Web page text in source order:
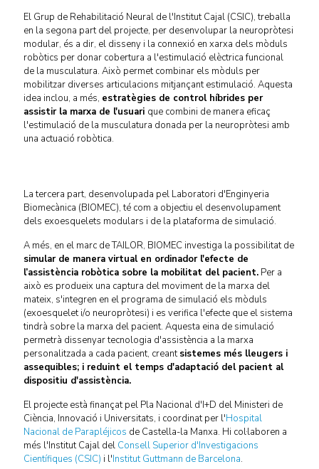
El Grup de Rehabilitació Neural de l'Institut Cajal (CSIC), treballa
en la segona part del projecte, per desenvolupar la neuropròtesi
modular, és a dir, el disseny i la connexió en xarxa dels mòduls
robòtics per donar cobertura a l'estimulació elèctrica funcional
de la musculatura. Això permet combinar els mòduls per
mobilitzar diverses articulacions mitjançant estimulació. Aquesta
idea inclou, a més, estratègies de control híbrides per
assistir la marxa de l'usuari que combini de manera eficaç
l'estimulació de la musculatura donada per la neuropròtesi amb
una actuació robòtica.
La tercera part, desenvolupada pel Laboratori d'Enginyeria
Biomecànica (BIOMEC), té com a objectiu el desenvolupament
dels exoesquelets modulars i de la plataforma de simulació.
A més, en el marc de TAILOR, BIOMEC investiga la possibilitat de
simular de manera virtual en ordinador l'efecte de
l’assistència robòtica sobre la mobilitat del pacient. Per a
això es produeix una captura del moviment de la marxa del
mateix, s'integren en el programa de simulació els mòduls
(exoesquelet i/o neuropròtesi) i es verifica l'efecte que el sistema
tindrà sobre la marxa del pacient. Aquesta eina de simulació
permetrà dissenyar tecnologia d'assistència a la marxa
personalitzada a cada pacient, creantsistemes més lleugers i
assequibles; i reduint el temps d'adaptació del pacient al
dispositiu d'assistència.
El projecte està finançat pel Pla Nacional d'I+D del Ministeri de
Ciència, Innovació i Universitats, i coordinat per l'Hospital
Nacional de Parapléjicos de Castella-la Manxa. Hi col·laboren a
més l'Institut Cajal del Consell Superior d'Investigacions
Científiques (CSIC) i l'Institut Guttmann de Barcelona.